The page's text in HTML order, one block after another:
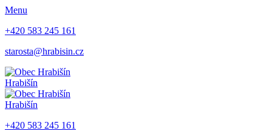
Menu
+420 583 245 161
starosta@hrabisin.cz
Hrabišín
Hrabišín
+420 583 245 161